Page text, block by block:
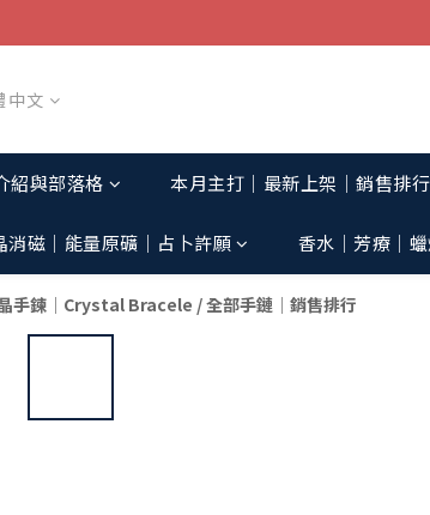
中文
紹與部落格 本月主打│最新上架│銷售排
消磁│能量原礦│占卜許願 香水│芳療│
手鍊│Crystal Bracele /全部手鏈│銷售排行